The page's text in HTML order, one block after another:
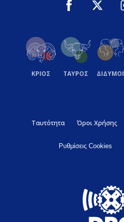
ΚΡΙΟΣ ΤΑΥΡΟΣ ΔΙΔΥΜΟΙ
Ταυτότητα Όροι Χρήσης
Ρυθμίσεις Cookies